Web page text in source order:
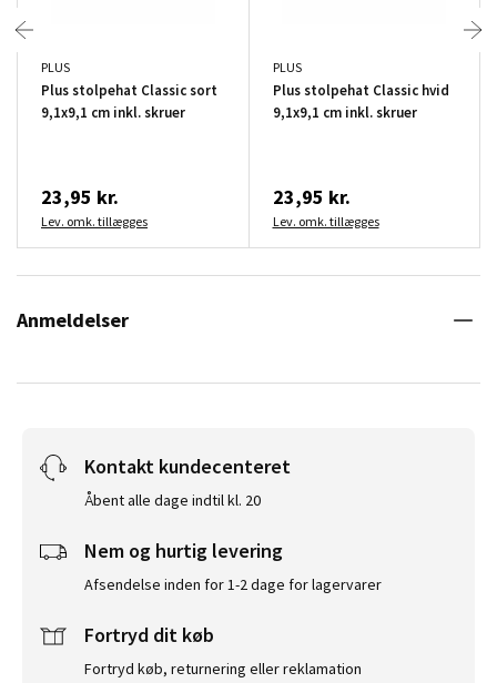
PLUS
Plus stolpehat Classic sort
9,1x9,1 cm inkl. skruer
23,95 kr.
Lev. omk. tillægges
PLUS
Plus stolpehat Classic hvid
9,1x9,1 cm inkl. skruer
23,95 kr.
Lev. omk. tillægges
Anmeldelser
Kontakt kundecenteret
Åbent alle dage indtil kl. 20
Nem og hurtig levering
Afsendelse inden for 1-2 dage for lagervarer
Fortryd dit køb
Fortryd køb, returnering eller reklamation